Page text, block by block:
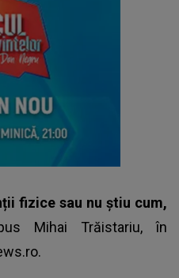
fizice sau nu știu cum,
Mihai Trăistariu, în